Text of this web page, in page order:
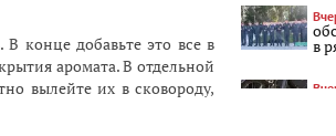
конце добавьте это все в
аромата. В отдельной
вылейте их в сковороду,
в